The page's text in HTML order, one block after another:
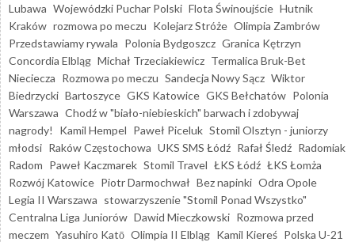
Lubawa Wojewódzki Puchar Polski Flota Świnoujście Hutnik
Kraków rozmowa po meczu Kolejarz Stróże Olimpia Zambrów
Przedstawiamy rywala Polonia Bydgoszcz Granica Kętrzyn
Concordia Elbląg Michał Trzeciakiewicz Termalica Bruk-Bet
Nieciecza Rozmowa po meczu Sandecja Nowy Sącz Wiktor
Biedrzycki Bartoszyce GKS Katowice GKS Bełchatów Polonia
Warszawa Chodź w "biało-niebieskich" barwach i zdobywaj
nagrody!
Kamil Hempel Paweł Piceluk Stomil Olsztyn - juniorzy
młodsi Raków Częstochowa UKS SMS Łódź Rafał Śledź Radomiak
Radom Paweł Kaczmarek Stomil Travel ŁKS Łódź ŁKS Łomża
Rozwój Katowice Piotr Darmochwał Bez napinki Odra Opole
Legia II Warszawa stowarzyszenie "Stomil Ponad Wszystko"
Centralna Liga Juniorów Dawid Mieczkowski Rozmowa przed
meczem Yasuhiro Katō Olimpia II Elbląg Kamil Kiereś Polska U-21